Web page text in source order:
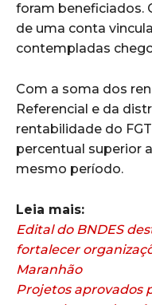
foram beneficiados.
de uma conta
contempladas
Com a soma dos
Referencial e da
rentabilidade do
percentual superior
mesmo período.
Leia mais:
Edital do BNDES
fortalecer
Maranhão
Projetos aprovados